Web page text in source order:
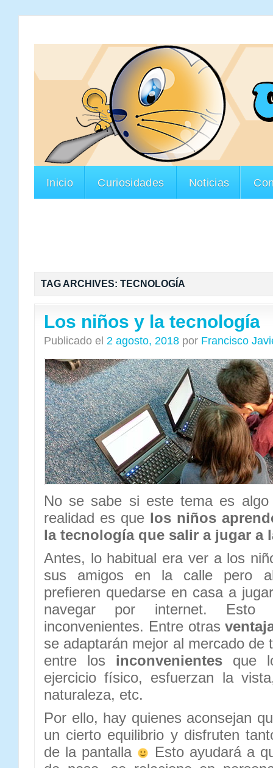
Inicio Curiosidades Noticias
TAG ARCHIVES: TECNOLOGÍA
Los niños y la tecnología
Publicado el 2 agosto, 2018 por Francisco
No se sabe si este tema es
realidad es que los niños
la tecnología que salir a jugar a
Antes, lo habitual era ver a los
sus amigos en la calle pero
prefieren quedarse en casa a
navegar por internet. Esto
inconvenientes. Entre otras
se adaptarán mejor al mercado de
entre los inconvenientes que
ejercicio físico, esfuerzan la
naturaleza, etc.
Por ello, hay quienes aconsejan
un cierto equilibrio y disfruten
de la pantalla
Esto ayudará a